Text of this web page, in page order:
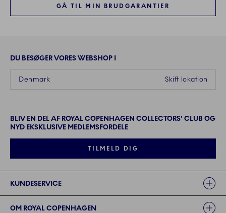
GÅ TIL MIN BRUDGARANTIER
DU BESØGER VORES WEBSHOP I
Skift lokation
Denmark
BLIV EN DEL AF ROYAL COPENHAGEN COLLECTORS' CLUB OG
NYD EKSKLUSIVE MEDLEMSFORDELE
TILMELD DIG
KUNDESERVICE
OM ROYAL COPENHAGEN